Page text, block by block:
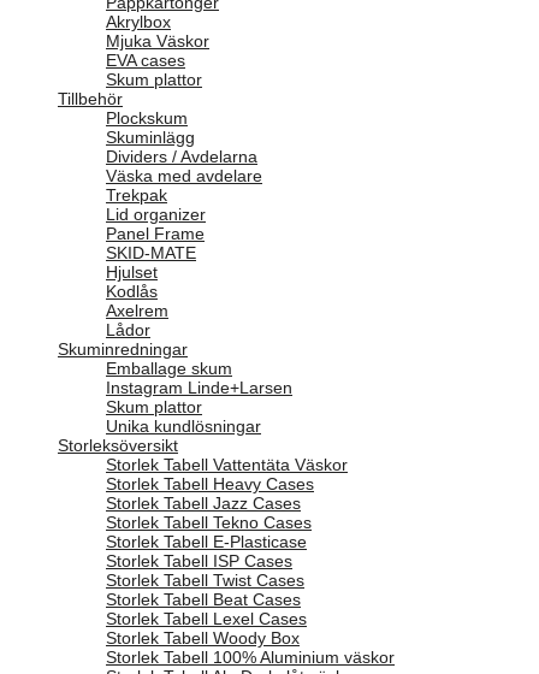
Akrylbox
Mjuka Väskor
EVA cases
Skum plattor
Tillbehör
Plockskum
Skuminlägg
Dividers / Avdelarna
Väska med avdelare
Trekpak
Lid organizer
Panel Frame
SKID-MATE
Hjulset
Kodlås
Axelrem
Lådor
Skuminredningar
Emballage skum
Instagram Linde+Larsen
Skum plattor
Unika kundlösningar
Storleksöversikt
Storlek Tabell Vattentäta Väskor
Storlek Tabell Heavy Cases
Storlek Tabell Jazz Cases
Storlek Tabell Tekno Cases
Storlek Tabell E-Plasticase
Storlek Tabell ISP Cases
Storlek Tabell Twist Cases
Storlek Tabell Beat Cases
Storlek Tabell Lexel Cases
Storlek Tabell Woody Box
Storlek Tabell 100% Aluminium väskor